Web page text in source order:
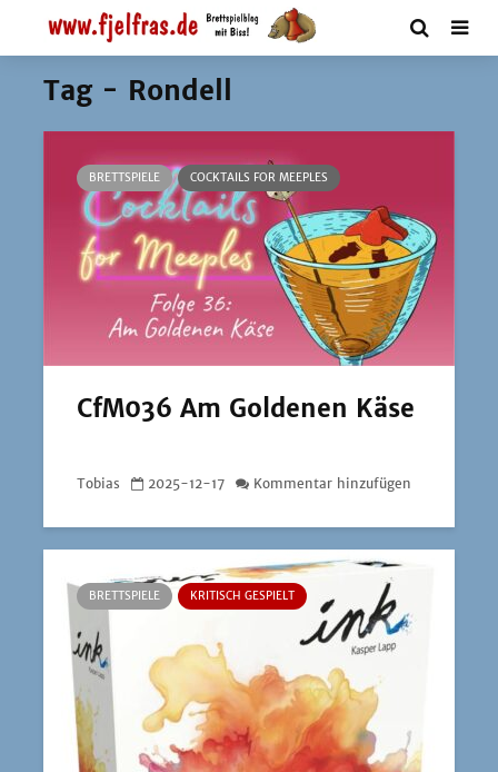
Tag - Rondell
BRETTSPIELE COCKTAILS FOR MEEPLES
CfM036 Am Goldenen Käse
Tobias 2025-12-17 Kommentar hinzufügen
BRETTSPIELE KRITISCH GESPIELT